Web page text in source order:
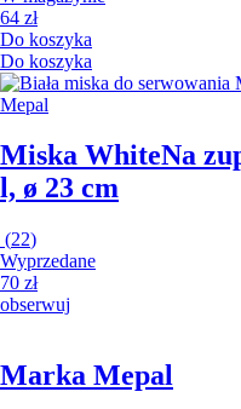
64 zł
Do koszyka
Do koszyka
Mepal
Miska WhiteNa
l, ø 23 cm
(22)
Wyprzedane
70 zł
obserwuj
Marka Mepal